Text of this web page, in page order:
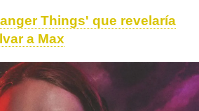
Things' que revelaría
a Max
Finn Wolfhard